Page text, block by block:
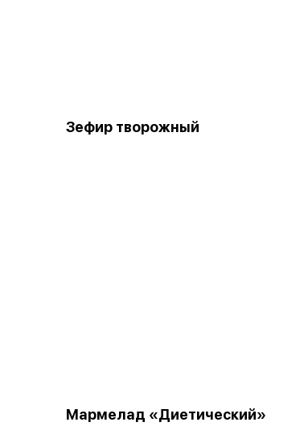
Зефир творожный
Мармелад «Диетический»